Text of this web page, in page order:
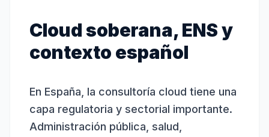
Cloud soberana, ENS y
contexto español
En España, la consultoría cloud tiene una
capa regulatoria y sectorial importante.
Administración pública, salud,